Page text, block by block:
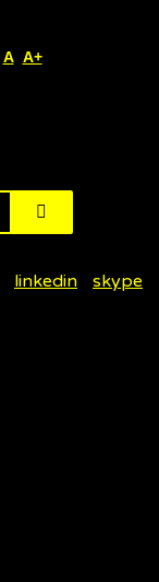
A A+
linkedin skype